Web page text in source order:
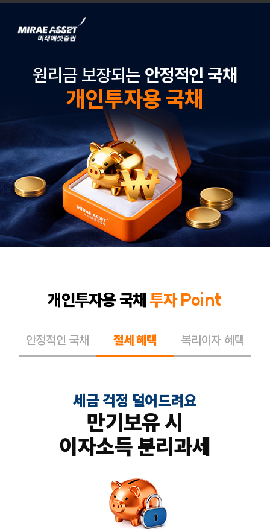
원리금 보장되는 안정적인 국채
개인투자용 국채
개인투자용 국채는 만
개인투자용 국채투자 Point
안정적인 국채 절세 혜택 복리이자 혜택
세금 걱정 덜어드려요
만기보유 시
이자소득 분리과세